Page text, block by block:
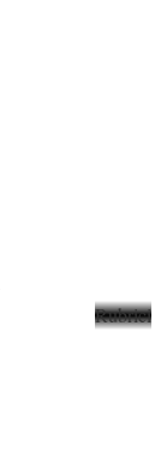
Rubrici